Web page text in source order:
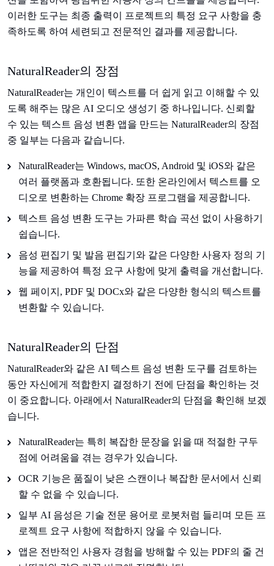
이러한 도구는 최종 출력이 프로젝트의 특정 요구 사항을 충
족하도록 하여 세련되고 전문적인 결과를 제공합니다.
NaturalReader의 장점
NaturalReader는 개인이 텍스트를 더 쉽게 읽고 이해할 수 있
도록 해주는 많은 AI 오디오 생성기 중 하나입니다. 신뢰할
수 있는 텍스트 음성 변환 앱을 만드는 NaturalReader의 장점
중 일부는 다음과 같습니다.
NaturalReader는 Windows, macOS, Android 및 iOS와 같은
여러 플랫폼과 호환됩니다. 또한 온라인에서 텍스트를 오
디오로 변환하는 Chrome 확장 프로그램을 제공합니다.
텍스트 음성 변환 도구는 가파른 학습 곡선 없이 사용하기
쉽습니다.
음성 편집기 및 발음 편집기와 같은 다양한 사용자 정의 기
능을 제공하여 특정 요구 사항에 맞게 출력을 개선합니다.
웹 페이지, PDF 및 DOCx와 같은 다양한 형식의 텍스트를
변환할 수 있습니다.
NaturalReader의 단점
NaturalReader와 같은 AI 텍스트 음성 변환 도구를 검토하는
동안 자신에게 적합한지 결정하기 전에 단점을 확인하는 것
이 중요합니다. 아래에서 NaturalReader의 단점을 확인해 보겠
습니다.
NaturalReader는 특히 복잡한 문장을 읽을 때 적절한 구두
점에 어려움을 겪는 경우가 있습니다.
OCR 기능은 품질이 낮은 스캔이나 복잡한 문서에서 신뢰
할 수 없을 수 있습니다.
일부 AI 음성은 기술 전문 용어로 로봇처럼 들리며 모든 프
로젝트 요구 사항에 적합하지 않을 수 있습니다.
앱은 전반적인 사용자 경험을 방해할 수 있는 PDF의 줄 건